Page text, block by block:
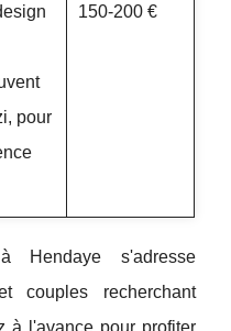
pour
150-200 €
Hendaye s'adresse
couples recherchant
à l'avance pour profiter